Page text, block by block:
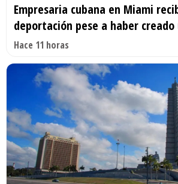
Empresaria cubana en Miami
deportación pese a haber
Hace 11 horas